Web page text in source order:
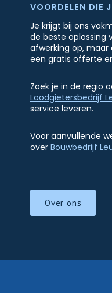
VOORDELEN DIE
Je krijgt bij ons
de beste oplossing
afwerking op, maar
een gratis offerte
Zoek je in de regio
Loodgietersbedrijf
service leveren.
Voor aanvullende
over Bouwbedrijf
Over ons